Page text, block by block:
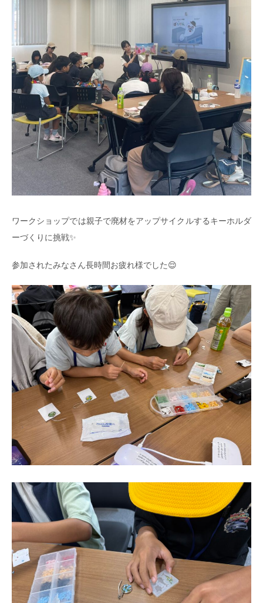
ワークショップでは親子で廃材をアップサイクルするキーホルダ
ーづくりに挑戦✨
参加されたみなさん長時間お疲れ様でした😌